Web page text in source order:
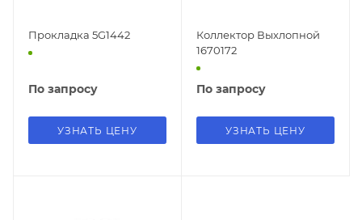
Прокладка 5G1442
По запросу
УЗНАТЬ ЦЕНУ
Коллектор Выхлопной
1670172
По запросу
УЗНАТЬ ЦЕНУ